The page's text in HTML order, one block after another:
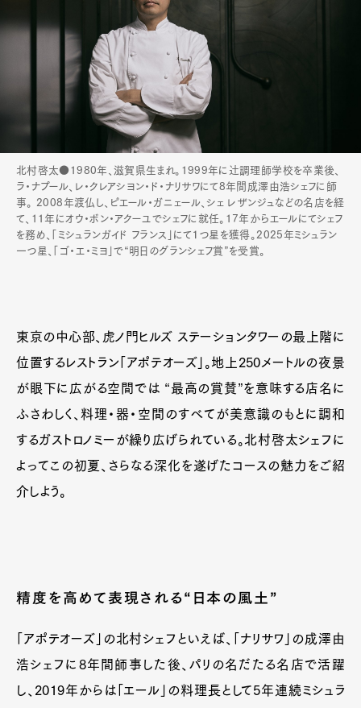
北村啓太●1980年、滋賀県生まれ。1999年に辻調理師学校を卒業後、
ラ・ナプール、レ・クレアシヨン・ド・ナリサワにて8年間成澤由浩シェフに師
事。 2008年渡仏し、ピエール・ガニェール、シェ レザンジュなどの名店を経
て、11年にオウ・ボン・アクーユでシェフに就任。17年からエールにてシェフ
を務め、「ミシュランガイド フランス」にて１つ星を獲得。2025年ミシュラン
一つ星、「ゴ・エ・ミヨ」で“明日のグランシェフ賞”を受賞。
東京の中心部、虎ノ門ヒルズ ステーションタワーの最上階に
位置するレストラン「アポテオーズ」。地上250メートルの夜景
が眼下に広がる空間では “最高の賞賛”を意味する店名に
ふさわしく、料理・器・空間のすべてが美意識のもとに調和
するガストロノミーが繰り広げられている。北村啓太シェフに
よってこの初夏、さらなる深化を遂げたコースの魅力をご紹
介しよう。
精度を高めて表現される“日本の風土”
「アポテオーズ」の北村シェフといえば、「ナリサワ」の成澤由
浩シェフに8年間師事した後、パリの名だたる名店で活躍
し、2019年からは「エール」の料理長として5年連続ミシュラ